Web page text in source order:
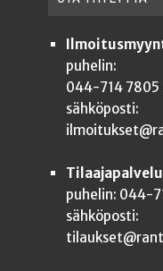
puhelin:
044-714 7805
sähköposti:
Tilaajapalvelu
puhelin: 044-
sähköposti: